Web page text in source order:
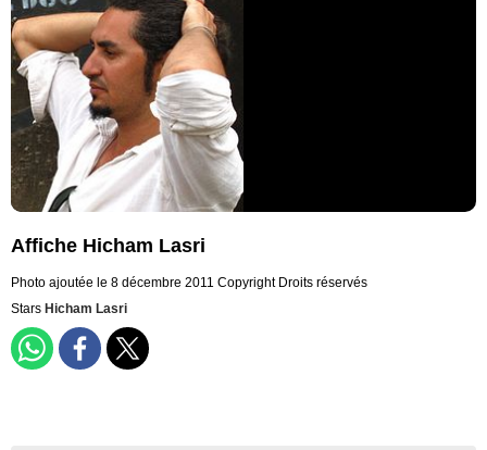
Affiche Hicham Lasri
Photo ajoutée le 8 décembre 2011 Copyright Droits réservés
Stars Hicham Lasri